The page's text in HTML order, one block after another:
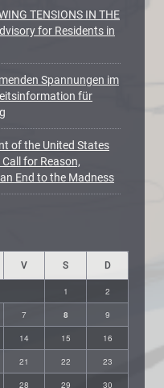
TENSIONS IN THE
for Residents in
Spannungen im
für
of the United States
for Reason,
End to the Madness
V S D
1 2
7 8 9
14 15 16
21 22 23
28 29 30